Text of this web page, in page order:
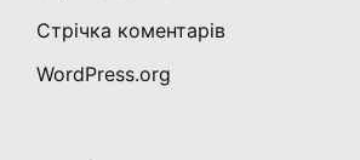
Стрічка коментарів
WordPress.org